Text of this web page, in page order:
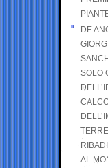
DE
SOLO
AL